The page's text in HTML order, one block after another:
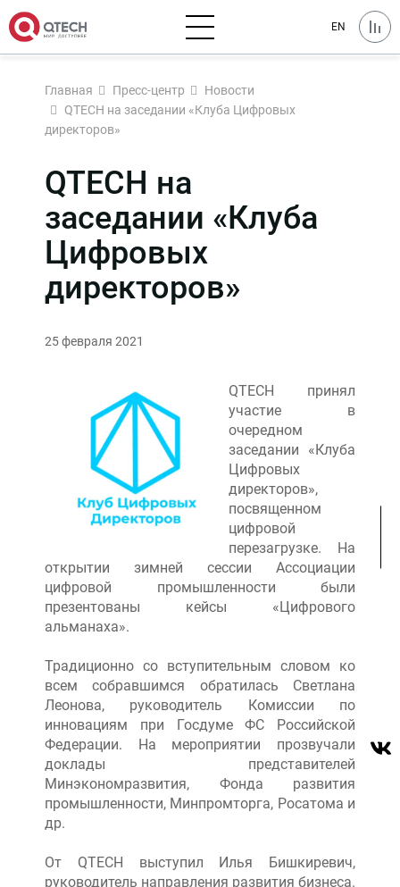
EN
Главная Пресс-центр
Новости
QTECH на заседании «Клуба Цифровых
директоров»
QTECH на
заседании «Клуба
Цифровых
директоров»
25 февраля 2021
QTECH принял
участие в
очередном
заседании «Клуба
Цифровых
директоров»,
посвященном
цифровой
перезагрузке. На
открытии зимней сессии Ассоциации
цифровой промышленности были
презентованы кейсы «Цифрового
альманаха».
Традиционно со вступительным словом ко
всем собравшимся обратилась Светлана
Леонова, руководитель Комиссии по
инновациям при Госдуме ФС Российской
Федерации. На мероприятии прозвучали
доклады представителей
Минэкономразвития, Фонда развития
промышленности, Минпромторга, Росатома и
др.
От QTECH выступил Илья Бишкиревич,
руководитель направления развития бизнеса.